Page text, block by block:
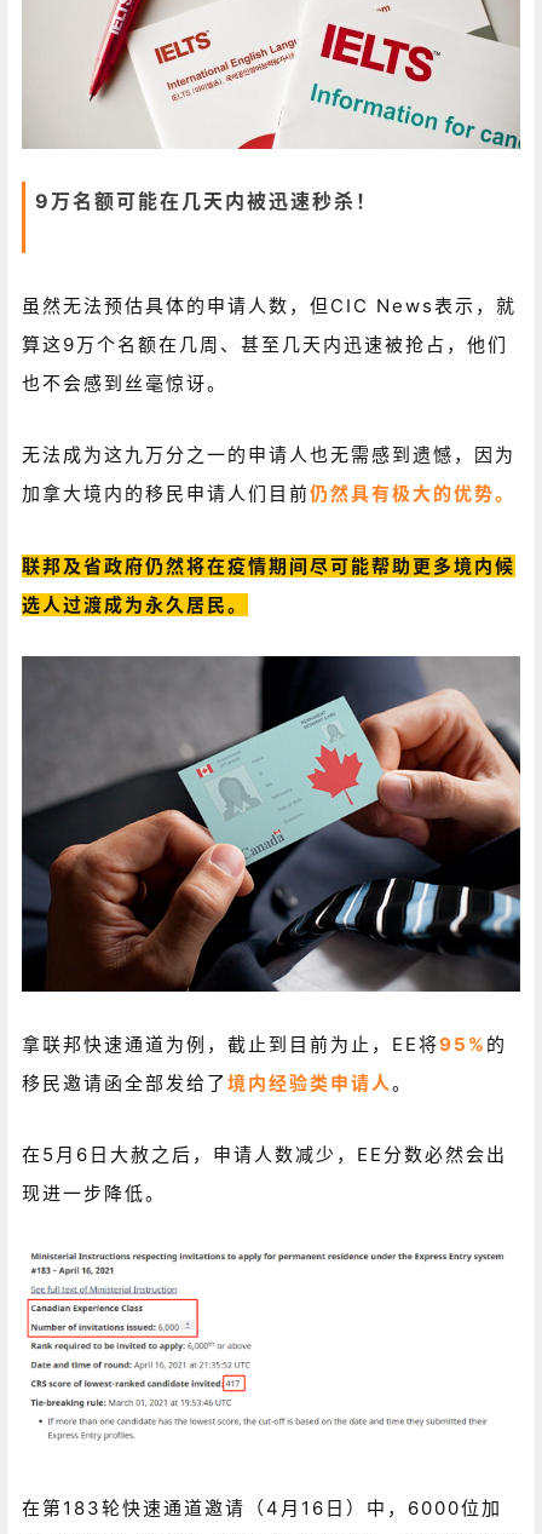
9万名额可能在几天内被迅速秒杀！
虽然无法预估具体的申请人数，但CIC News表示，就
算这9万个名额在几周、甚至几天内迅速被抢占，他们
也不会感到丝毫惊讶。
无法成为这九万分之一的申请人也无需感到遗憾，因为
加拿大境内的移民申请人们目前仍然具有极大的优势。
联邦及省政府仍然将在疫情期间尽可能帮助更多境内候
选人过渡成为永久居民。
拿联邦快速通道为例，截止到目前为止，EE将95% 的
移民邀请函全部发给了 境内经验类申请人。
在5月6日大赦之后，申请人数减少，EE分数必然会出
现进一步降低。
在第183轮快速通道邀请（4月16日）中，6000位加